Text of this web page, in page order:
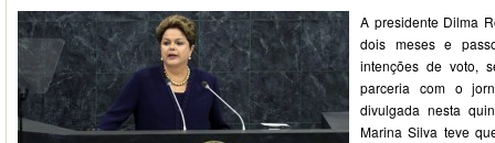
A presidente Dilma
dois meses e
intenções de voto,
parceria com o
divulgada nesta
Marina Silva teve